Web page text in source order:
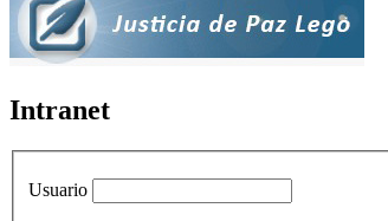
Intranet
Usuario